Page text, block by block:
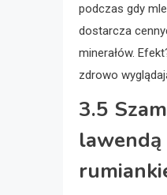
podczas gdy
dostarcza
minerałów.
zdrowo
3.5
lawendą